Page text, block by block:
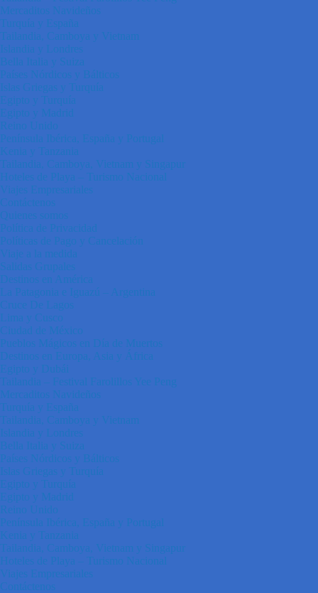
Mercaditos Navideños
Turquía y España
Tailandia, Camboya y Vietnam
Islandia y Londres
Bella Italia y Suiza
Países Nórdicos y Bálticos
Islas Griegas y Turquía
Egipto y Turquía
Egipto y Madrid
Reino Unido
Península Ibérica, España y Portugal
Kenia y Tanzania
Tailandia, Camboya, Vietnam y Singapur
Hoteles de Playa – Turismo Nacional
Viajes Empresariales
Contáctenos
Quienes somos
Política de Privacidad
Políticas de Pago y Cancelación
Viaje a la medida
Salidas Grupales
Destinos en América
La Patagonia e Iguazú – Argentina
Cruce De Lagos
Lima y Cusco
Ciudad de México
Pueblos Mágicos en Día de Muertos
Destinos en Europa, Asia y África
Egipto y Dubái
Tailandia – Festival Farolillos Yee Peng
Mercaditos Navideños
Turquía y España
Tailandia, Camboya y Vietnam
Islandia y Londres
Bella Italia y Suiza
Países Nórdicos y Bálticos
Islas Griegas y Turquía
Egipto y Turquía
Egipto y Madrid
Reino Unido
Península Ibérica, España y Portugal
Kenia y Tanzania
Tailandia, Camboya, Vietnam y Singapur
Hoteles de Playa – Turismo Nacional
Viajes Empresariales
Contáctenos